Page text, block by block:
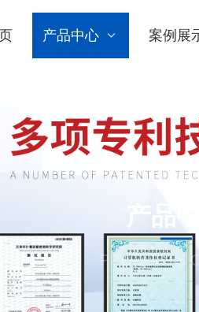
产品中心 案例展
产品中
PRODUCTS